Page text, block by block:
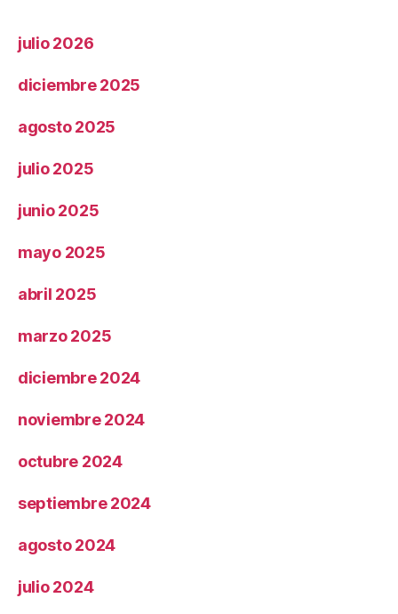
julio 2026
diciembre 2025
agosto 2025
julio 2025
junio 2025
mayo 2025
abril 2025
marzo 2025
diciembre 2024
noviembre 2024
octubre 2024
septiembre 2024
agosto 2024
julio 2024